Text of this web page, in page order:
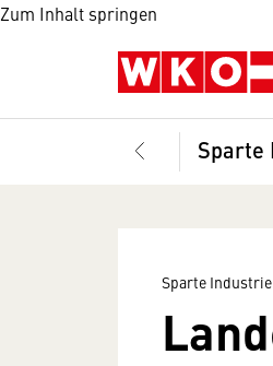
Zum Inhalt springen
Sparte
Sparte Industrie